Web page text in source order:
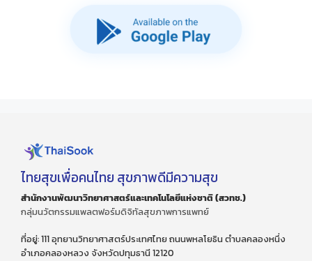
ไทยสุขเพื่อคนไทย สุขภาพดีมีความสุข
สำนักงานพัฒนาวิทยาศาสตร์และเทคโนโลยีแห่งชาติ (สวทช.)
กลุ่มนวัตกรรมแพลตฟอร์มดิจิทัลสุขภาพการแพทย์
ที่อยู่: 111 อุทยานวิทยาศาสตร์ประเทศไทย ถนนพหลโยธิน ตำบลคลองหนึ่ง
อำเภอคลองหลวง จังหวัดปทุมธานี 12120